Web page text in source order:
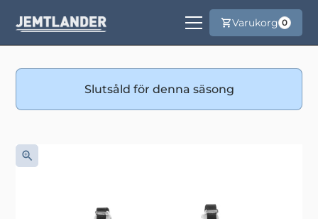
Varukorg 0
Slutsåld för denna säsong